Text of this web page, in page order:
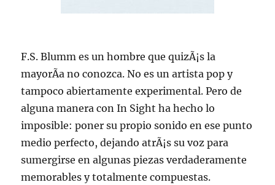
F.S. Blumm es un hombre que quizÃ¡s la
mayorÃ­a no conozca. No es un artista pop y
tampoco abiertamente experimental. Pero de
alguna manera con In Sight ha hecho lo
imposible: poner su propio sonido en ese punto
medio perfecto, dejando atrÃ¡s su voz para
sumergirse en algunas piezas verdaderamente
memorables y totalmente compuestas.